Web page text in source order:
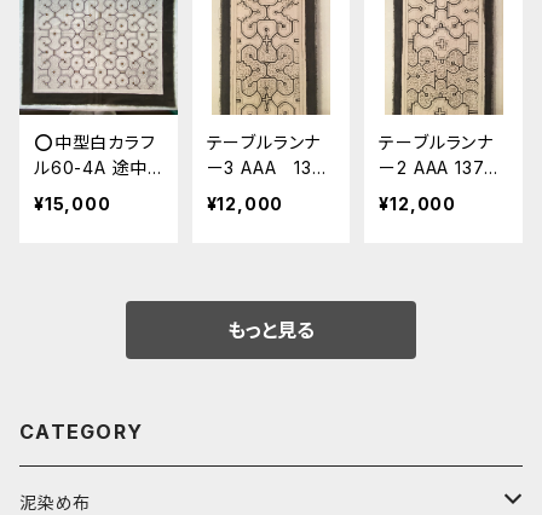
⭕️中型白カラフ
ル60-4A 途中
図 56x58cm
シピボ族の泥染
¥15,000
テーブルランナ
ー3 AAA 137x
22cm 白抜け
¥12,000
テーブルランナ
ー2 AAA 137x2
2.50cm 白抜
け アマゾン
¥12,000
もっと見る
CATEGORY
泥染め布